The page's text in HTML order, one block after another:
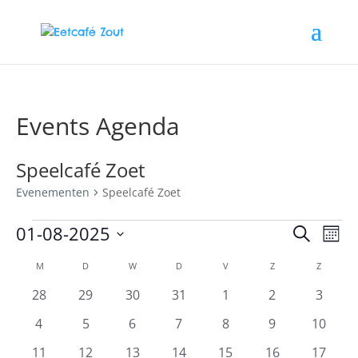
Events Agenda
Speelcafé Zoet
Evenementen Speelcafé Zoet
Evenementen Zoeken
01-08-2025
datum.
Kalender
van
M MAANDAG
D W WOENSDAG
DDONDERDAG
VVRIJDAG ZZATERDAGZ
0
28
0
29
0
30
0
31
0
1
0
2
0
3
0
4
0
5
0
6
0
7
0
8
0
9
0
10
0
11
0
12
0
13
0
14
0
15
0
16
0
17